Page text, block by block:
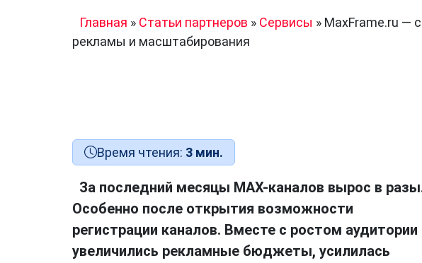
Главная » Статьи партнеров » Сервисы » MaxFrame.ru —
рекламы и масштабирования
Время чтения: 3 мин.
За последний месяцы MAX-каналов вырос в
Особенно после открытия возможности
регистрации каналов. Вместе с ростом аудитории
увеличились рекламные бюджеты, усилилась